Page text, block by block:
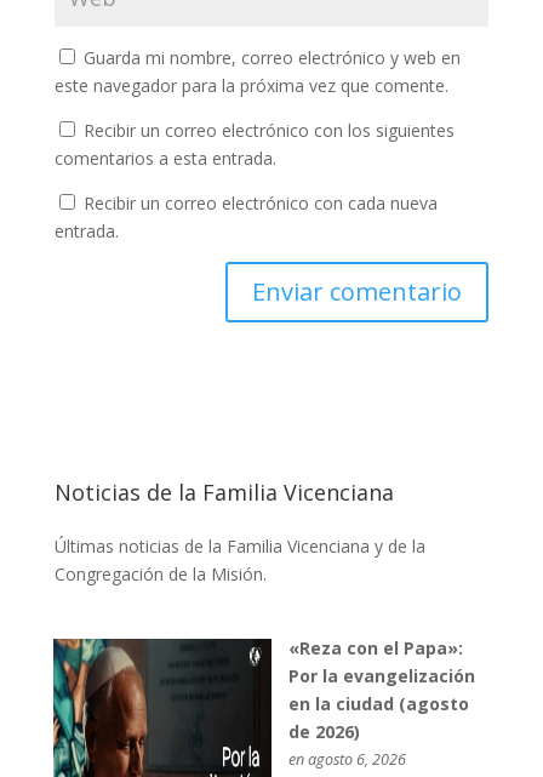
Guarda mi nombre, correo electrónico y web en
este navegador para la próxima vez que comente.
Recibir un correo electrónico con los siguientes
comentarios a esta entrada.
Recibir un correo electrónico con cada nueva
entrada.
Noticias de la Familia Vicenciana
Últimas noticias de la Familia Vicenciana y de la
Congregación de la Misión.
«Reza con el Papa»:
Por la evangelización
en la ciudad (agosto
de 2026)
en agosto 6, 2026